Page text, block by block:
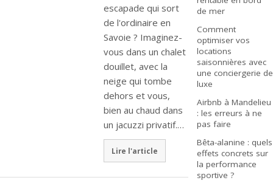
escapade qui sort
de l'ordinaire en
Savoie ? Imaginez-
vous dans un chalet
douillet, avec la
neige qui tombe
dehors et vous,
bien au chaud dans
un jacuzzi privatif.…
Lire l'article
de mer
Comment
optimiser vos
locations
saisonnières avec
une conciergerie de
luxe
Airbnb à Mandelieu
: les erreurs à ne
pas faire
Bêta-alanine : quels
effets concrets sur
la performance
sportive ?